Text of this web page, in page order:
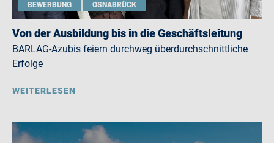
BEWERBUNG OSNABRÜCK
Von der Ausbildung bis in die Geschäftsleitung
BARLAG-Azubis feiern durchweg überdurchschnittliche
Erfolge
WEITERLESEN